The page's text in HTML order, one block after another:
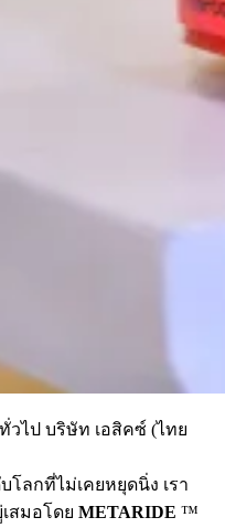
ไป บริษัท เอสิคซ์ (ไทย
โลกที่ไม่เคยหยุดนิ่ง เรา
สมอโดย METARIDE ™